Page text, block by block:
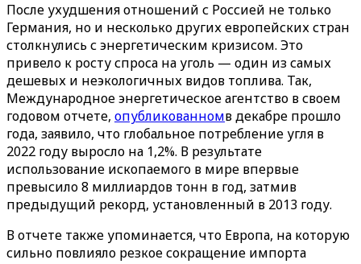
После ухудшения отношений с Россией не только
Германия, но и несколько других европейских стран
столкнулись с энергетическим кризисом. Это
привело к росту спроса на уголь — один из самых
дешевых и неэкологичных видов топлива. Так,
Международное энергетическое агентство в своем
годовом отчете, опубликованномв декабре прошло
года, заявило, что глобальное потребление угля в
2022 году выросло на 1,2%. В результате
использование ископаемого в мире впервые
превысило 8 миллиардов тонн в год, затмив
предыдущий рекорд, установленный в 2013 году.
В отчете также упоминается, что Европа, на которую
сильно повлияло резкое сокращение импорта